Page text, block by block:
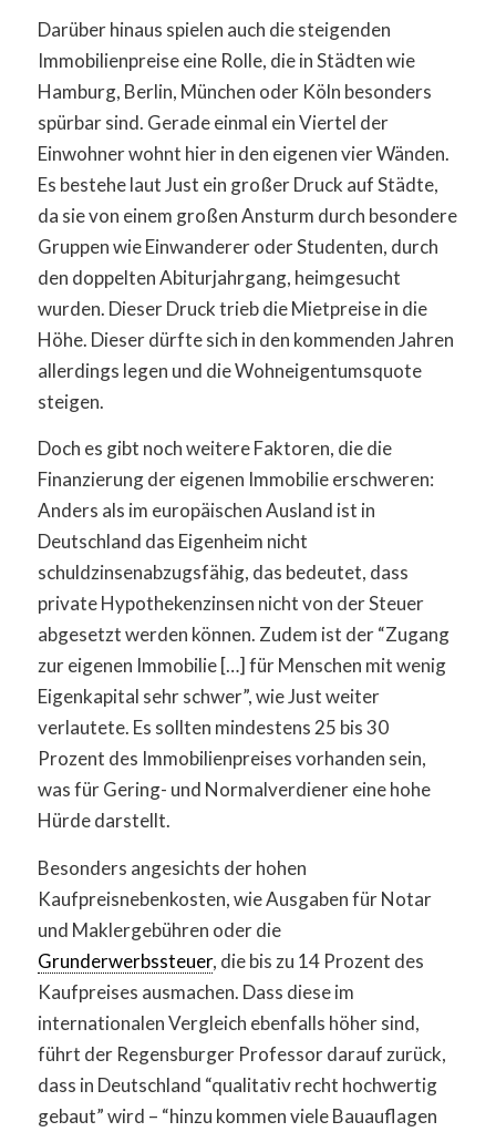
Darüber hinaus spielen auch die steigenden
Immobilienpreise eine Rolle, die in Städten wie
Hamburg, Berlin, München oder Köln besonders
spürbar sind. Gerade einmal ein Viertel der
Einwohner wohnt hier in den eigenen vier Wänden.
Es bestehe laut Just ein großer Druck auf Städte,
da sie von einem großen Ansturm durch besondere
Gruppen wie Einwanderer oder Studenten, durch
den doppelten Abiturjahrgang, heimgesucht
wurden. Dieser Druck trieb die Mietpreise in die
Höhe. Dieser dürfte sich in den kommenden Jahren
allerdings legen und die Wohneigentumsquote
steigen.
Doch es gibt noch weitere Faktoren, die die
Finanzierung der eigenen Immobilie erschweren:
Anders als im europäischen Ausland ist in
Deutschland das Eigenheim nicht
schuldzinsenabzugsfähig, das bedeutet, dass
private Hypothekenzinsen nicht von der Steuer
abgesetzt werden können. Zudem ist der “Zugang
zur eigenen Immobilie […] für Menschen mit wenig
Eigenkapital sehr schwer”, wie Just weiter
verlautete. Es sollten mindestens 25 bis 30
Prozent des Immobilienpreises vorhanden sein,
was für Gering- und Normalverdiener eine hohe
Hürde darstellt.
Besonders angesichts der hohen
Kaufpreisnebenkosten, wie Ausgaben für Notar
und Maklergebühren oder die
Grunderwerbssteuer, die bis zu 14 Prozent des
Kaufpreises ausmachen. Dass diese im
internationalen Vergleich ebenfalls höher sind,
führt der Regensburger Professor darauf zurück,
dass in Deutschland “qualitativ recht hochwertig
gebaut” wird – “hinzu kommen viele Bauauflagen